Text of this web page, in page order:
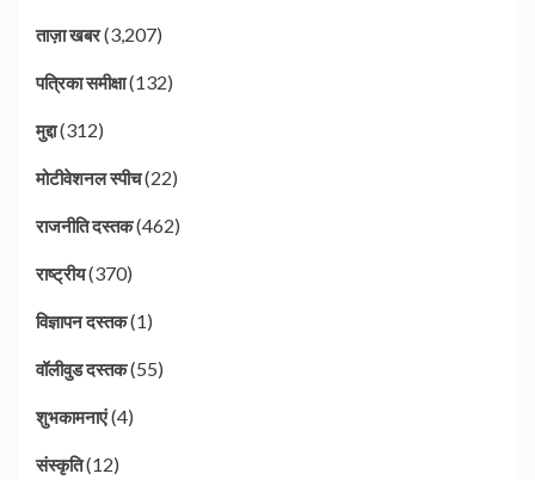
ताज़ा खबर(3,207)
पत्रिका समीक्षा(132)
मुद्दा(312)
मोटीवेशनल स्पीच(22)
राजनीति दस्तक(462)
राष्ट्रीय(370)
विज्ञापन दस्तक(1)
वॉलीवुड दस्तक(55)
शुभकामनाएं(4)
संस्कृति(12)